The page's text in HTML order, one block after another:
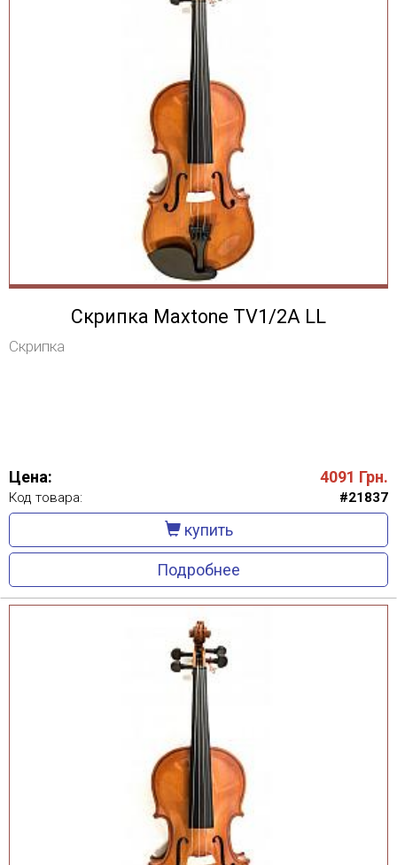
Скрипка Maxtone TV1/2A LL
Скрипка
Цена: 4091 Грн.
Код товара: #21837
купить
Подробнее